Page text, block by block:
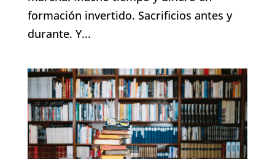
formación invertido. Sacrificios antes y
durante. Y...